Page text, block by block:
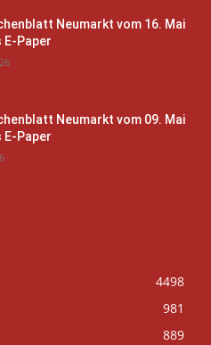
Neumarkt vom 16. Mai
E-Paper
Neumarkt vom 09. Mai
E-Paper
4498
981
889